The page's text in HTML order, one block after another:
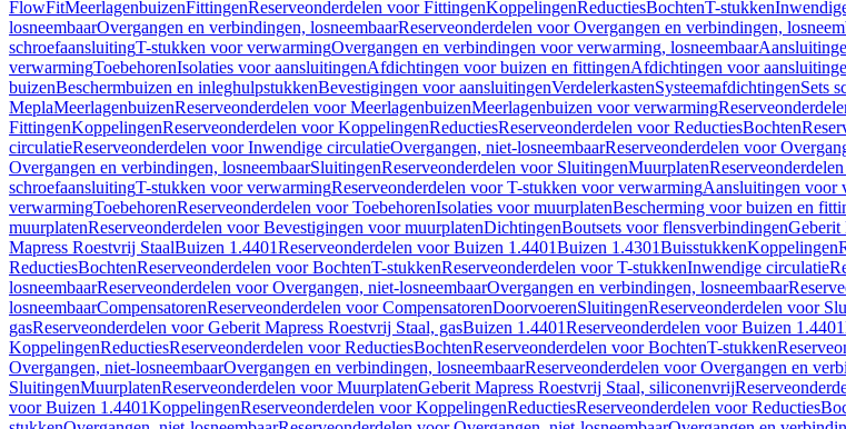
FlowFitMeerlagenbuizenFittingenReserveonderdelen voor FittingenKoppelingenReductiesBochtenT-stukken
losneembaarOvergangen en verbindingen, losneembaarReserveonderdelen voor Overgangen en verbindingen,
schroefaansluitingT-stukken voor verwarmingOvergangen en verbindingen voor verwarming, losneembaar
verwarmingToebehorenIsolaties voor aansluitingenAfdichtingen voor buizen en fittingenAfdichtingen voor
buizenBeschermbuizen en inleghulpstukkenBevestigingen voor aansluitingenVerdelerkastenSysteemafdichtingenSets
MeplaMeerlagenbuizenReserveonderdelen voor MeerlagenbuizenMeerlagenbuizen voor verwarming
FittingenKoppelingenReserveonderdelen voor KoppelingenReductiesReserveonderdelen voor ReductiesBochten
circulatieReserveonderdelen voor Inwendige circulatieOvergangen, niet-losneembaarReserveonderdelen voor
Overgangen en verbindingen, losneembaarSluitingenReserveonderdelen voor SluitingenMuurplaten
schroefaansluitingT-stukken voor verwarmingReserveonderdelen voor T-stukken voor verwarmingAansluitingen voor
verwarmingToebehorenReserveonderdelen voor ToebehorenIsolaties voor muurplatenBescherming voor buizen en
muurplatenReserveonderdelen voor Bevestigingen voor muurplatenDichtingenBoutsets voor flensverbindingenGeberit
Mapress Roestvrij StaalBuizen 1.4401Reserveonderdelen voor Buizen 1.4401Buizen 1.4301BuisstukkenKoppelingen
ReductiesBochtenReserveonderdelen voor BochtenT-stukkenReserveonderdelen voor T-stukkenInwendige circulatie
losneembaarReserveonderdelen voor Overgangen, niet-losneembaarOvergangen en verbindingen, losneembaar
losneembaarCompensatorenReserveonderdelen voor CompensatorenDoorvoerenSluitingenReserveonderdelen voor
gasReserveonderdelen voor Geberit Mapress Roestvrij Staal, gasBuizen 1.4401Reserveonderdelen voor Buizen 1.4401
KoppelingenReductiesReserveonderdelen voor ReductiesBochtenReserveonderdelen voor BochtenT-stukken
Overgangen, niet-losneembaarOvergangen en verbindingen, losneembaarReserveonderdelen voor Overgangen en
SluitingenMuurplatenReserveonderdelen voor MuurplatenGeberit Mapress Roestvrij Staal, siliconenvrij
voor Buizen 1.4401KoppelingenReserveonderdelen voor KoppelingenReductiesReserveonderdelen voor Reducties